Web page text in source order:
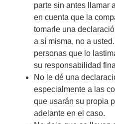
parte sin antes llamar
en cuenta que la
tomarle una
a sí misma, no a
personas que lo
su responsabilidad
No le dé una
especialmente a las
que usarán su propia
adelante en el caso.